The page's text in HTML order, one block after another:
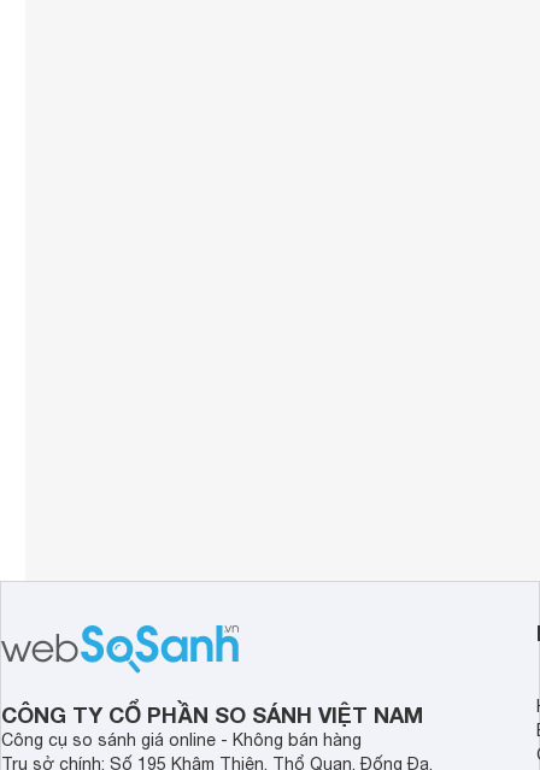
CÔNG TY CỔ PHẦN SO SÁNH VIỆT NAM
Công cụ so sánh giá online - Không bán hàng
Trụ sở chính: Số 195 Khâm Thiên, Thổ Quan, Đống Đa,